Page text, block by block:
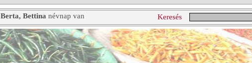
Berta, Bettina névnap van Keresés